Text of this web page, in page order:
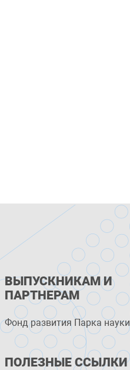
ВЫПУСКНИКАМ И
ПАРТНЕРАМ
Фонд развития Парка науки
ПОЛЕЗНЫЕ ССЫЛКИ